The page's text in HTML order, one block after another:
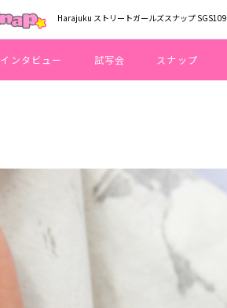
Harajuku ストリートガールズスナップ SGS109
インタビュー 試写会 スナップ